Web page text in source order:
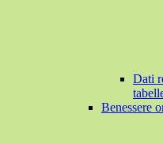
Dati
Benessere